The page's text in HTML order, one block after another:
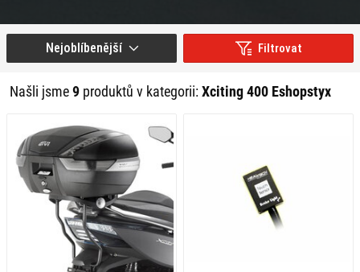
Filtrovat
Našli jsme9 produktů v kategorii:Xciting 400 Eshopstyx
Nejoblíbenější